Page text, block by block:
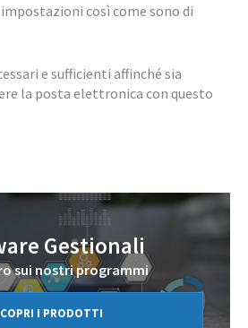
così come sono di
e sufficienti affinché sia
la posta elettronica con questo
Gestionali
sui nostri programmi
I PRODOTTI